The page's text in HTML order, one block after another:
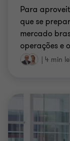
Para
que se
mercado
operações e
| 4 min